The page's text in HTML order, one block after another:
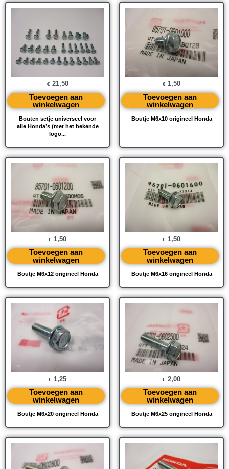
Bouten setje universeel voor
alle Honda’s (met het bekende
logo...
€ 21,50
Toevoegen aan
winkelwagen
Boutje M6x10 origineel Honda
€ 1,50
Toevoegen aan
winkelwagen
Boutje M6x12 origineel Honda
€ 1,50
Toevoegen aan
winkelwagen
Boutje M6x16 origineel Honda
€ 1,50
Toevoegen aan
winkelwagen
Boutje M6x20 origineel Honda
€ 1,25
Toevoegen aan
winkelwagen
Boutje M6x25 origineel Honda
€ 2,00
Toevoegen aan
winkelwagen